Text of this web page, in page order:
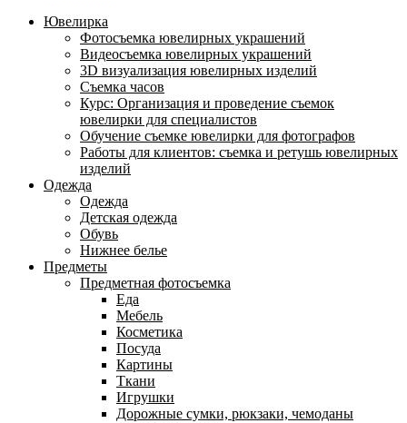
Ювелирка
Фотосъемка ювелирных украшений
Видеосъемка ювелирных украшений
3D визуализация ювелирных изделий
Съемка часов
Курс: Организация и проведение съемок
ювелирки для специалистов
Обучение съемке ювелирки для фотографов
Работы для клиентов: съемка и ретушь ювелирных
изделий
Одежда
Одежда
Детская одежда
Обувь
Нижнее белье
Предметы
Предметная фотосъемка
Еда
Мебель
Косметика
Посуда
Картины
Ткани
Игрушки
Дорожные сумки, рюкзаки, чемоданы